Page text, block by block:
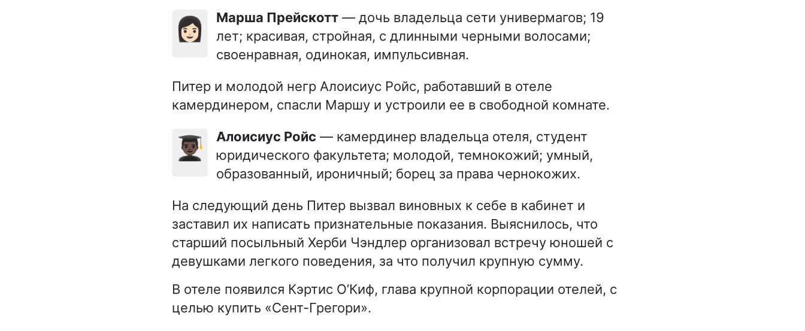
👩🏻 Марша Прейскотт — дочь владельца сети универмагов; 19
лет; красивая, стройная, с длинными черными волосами;
своенравная, одинокая, импульсивная.
Питер и молодой негр Алоисиус Ройс, работавший в отеле
камердинером, спасли Маршу и устроили ее в свободной комнате.
👨🏿‍🎓 Алоисиус Ройс — камердинер владельца отеля, студент
юридического факультета; молодой, темнокожий; умный,
образованный, ироничный; борец за права чернокожих.
На следующий день Питер вызвал виновных к себе в кабинет и
заставил их написать признательные показания. Выяснилось, что
старший посыльный Херби Чэндлер организовал встречу юношей с
девушками легкого поведения, за что получил крупную сумму.
В отеле появился Кэртис О’Киф, глава крупной корпорации отелей, с
целью купить «Сент-Грегори».